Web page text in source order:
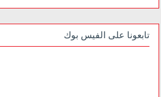
تابعونا على الفيس بوك